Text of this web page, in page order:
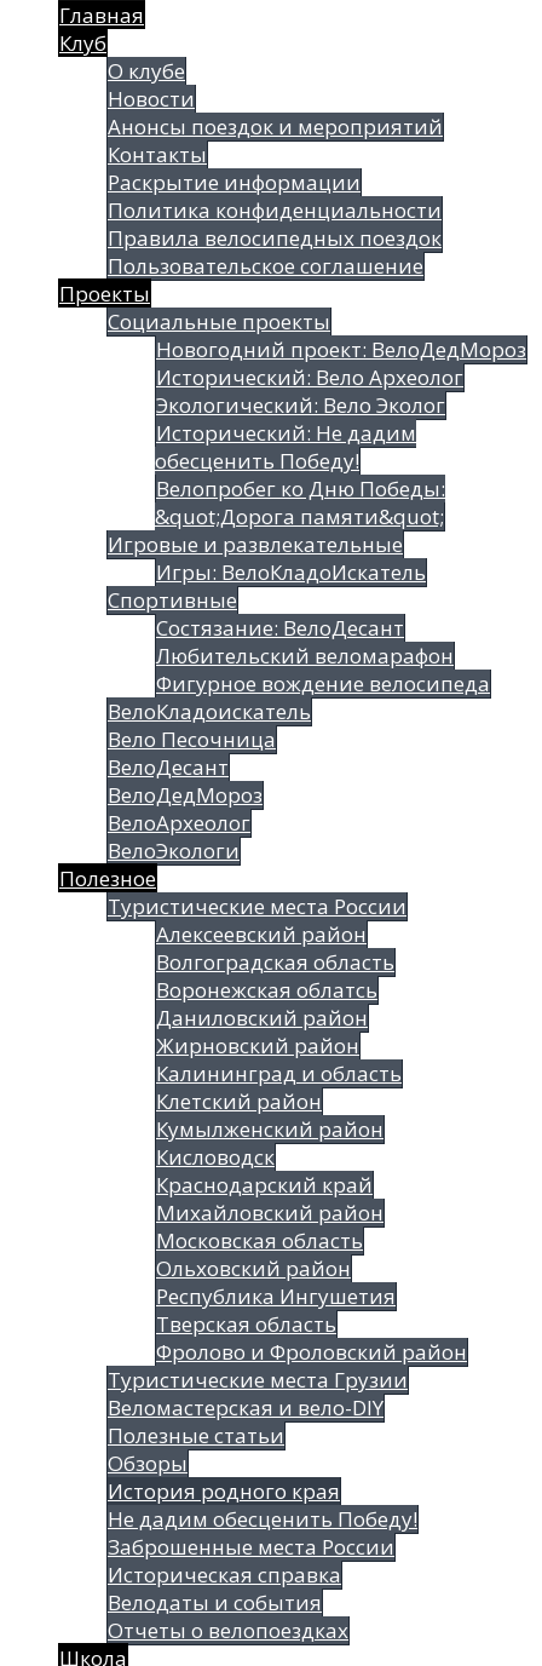
Главная
Клуб
О клубе
Новости
Анонсы поездок и мероприятий
Контакты
Раскрытие информации
Политика конфиденциальности
Правила велосипедных поездок
Пользовательское соглашение
Проекты
Социальные проекты
Новогодний проект: ВелоДедМороз
Исторический: Вело Археолог
Экологический: Вело Эколог
Исторический: Не дадим
обесценить Победу!
Велопробег ко Дню Победы:
&quot;Дорога памяти&quot;
Игровые и развлекательные
Игры: ВелоКладоИскатель
Спортивные
Состязание: ВелоДесант
Любительский веломарафон
Фигурное вождение велосипеда
ВелоКладоискатель
Вело Песочница
ВелоДесант
ВелоДедМороз
ВелоАрхеолог
ВелоЭкологи
Полезное
Туристические места России
Алексеевский район
Волгоградская облаcть
Воронежская облатсь
Даниловский район
Жирновский район
Калининград и область
Клетский район
Кумылженский район
Кисловодск
Краснодарский край
Михайловский район
Московская область
Ольховский район
Республика Ингушетия
Тверская область
Фролово и Фроловский район
Туристические места Грузии
Веломастерская и вело-DIY
Полезные статьи
Обзоры
История родного края
Не дадим обесценить Победу!
Заброшенные места России
Историческая справка
Велодаты и события
Отчеты о велопоездках
Школа